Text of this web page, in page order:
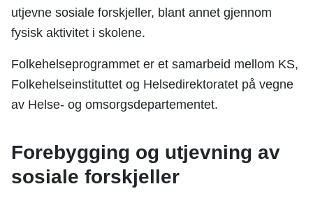
utjevne sosiale forskjeller, blant annet gjennom
fysisk aktivitet i skolene.
Folkehelseprogrammet er et samarbeid mellom KS,
Folkehelseinstituttet og Helsedirektoratet på vegne
av Helse- og omsorgsdepartementet.
Forebygging og utjevning av
sosiale forskjeller